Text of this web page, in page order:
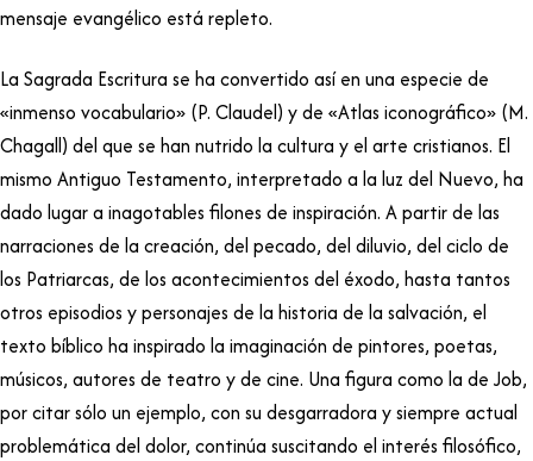
mensaje evangélico está repleto.
La Sagrada Escritura se ha convertido así en una especie de
«inmenso vocabulario» (P. Claudel) y de «Atlas iconográfico» (M.
Chagall) del que se han nutrido la cultura y el arte cristianos. El
mismo Antiguo Testamento, interpretado a la luz del Nuevo, ha
dado lugar a inagotables filones de inspiración. A partir de las
narraciones de la creación, del pecado, del diluvio, del ciclo de
los Patriarcas, de los acontecimientos del éxodo, hasta tantos
otros episodios y personajes de la historia de la salvación, el
texto bíblico ha inspirado la imaginación de pintores, poetas,
músicos, autores de teatro y de cine. Una figura como la de Job,
por citar sólo un ejemplo, con su desgarradora y siempre actual
problemática del dolor, continúa suscitando el interés filosófico,